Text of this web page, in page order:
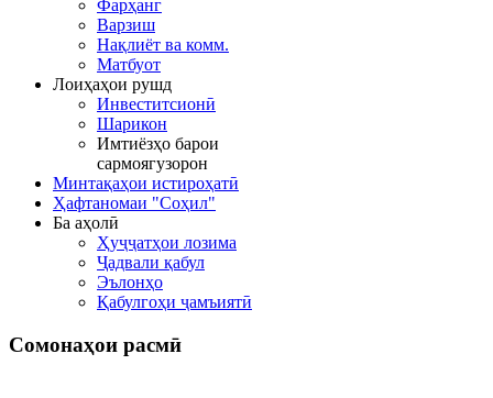
Фарҳанг
Варзиш
Нақлиёт ва комм.
Матбуот
Лоиҳаҳои рушд
Инвеститсионӣ
Шарикон
Имтиёзҳо барои
сармоягузорон
Минтақаҳои истироҳатӣ
Ҳафтаномаи "Соҳил"
Ба аҳолӣ
Ҳуҷҷатҳои лозима
Ҷадвали қабул
Эълонҳо
Қабулгоҳи ҷамъиятӣ
Сомонаҳои расмӣ